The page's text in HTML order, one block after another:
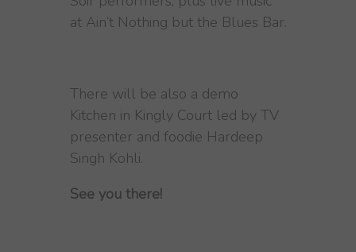
at Ain’t Nothing but the Blues Bar.
There will be also a demo
Kitchen in Kingly Court led by TV
presenter and foodie Hardeep
Singh Kohli.
See you there!